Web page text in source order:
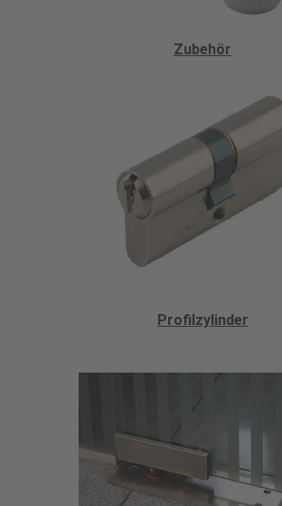
Zubehör
Profilzylinder